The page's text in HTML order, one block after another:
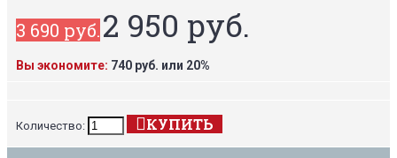
3 690 руб.2 950 руб.
Вы экономите: 740 руб. или 20%
Количество: КУПИТЬ